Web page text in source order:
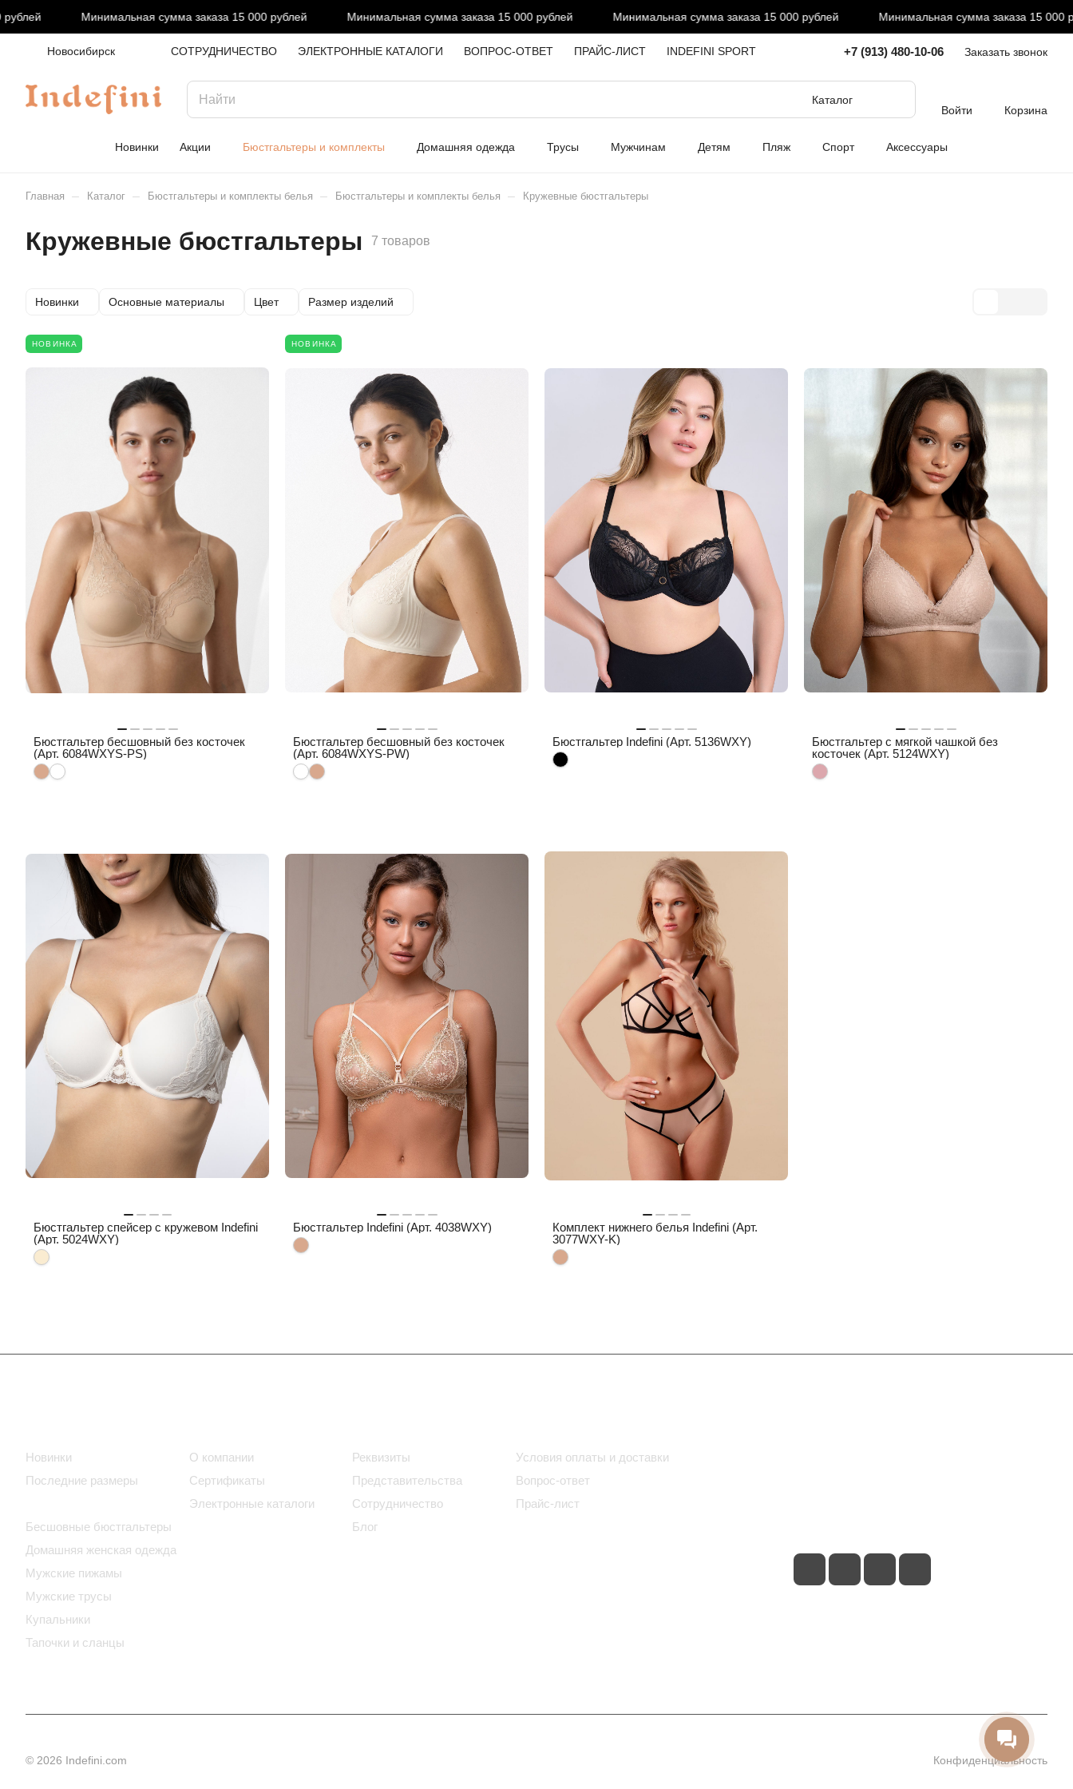
Минимальная сумма заказа 15 000 рублей Минимальная сумма заказа 15 000 рублей Минимальная сумма заказа 15 000 рублей Минимальная сумма заказа 15 000
Новосибирск СОТРУДНИЧЕСТВО ЭЛЕКТРОННЫЕ КАТАЛОГИ ВОПРОС-ОТВЕТ ПРАЙС-ЛИСТ INDEFINI SPORT +7 (913) 480-10-06 Заказать звонок
Каталог
Войти
Корзина
Новинки Акции Бюстгальтеры и комплекты Домашняя одежда Трусы Мужчинам Детям Пляж Спорт Аксессуары
Главная – Каталог – Бюстгальтеры и комплекты белья – Бюстгальтеры и комплекты белья – Кружевные бюстгальтеры
Кружевные бюстгальтеры 7 товаров
Новинки Основные материалы Цвет Размер изделий
НОВИНКА
Бюстгальтер бесшовный без косточек
(Арт. 6084WXYS-PS)
НОВИНКА
Бюстгальтер бесшовный без косточек
(Арт. 6084WXYS-PW)
Бюстгальтер Indefini (Арт. 5136WXY)
Бюстгальтер с мягкой чашкой без
косточек (Арт. 5124WXY)
Бюстгальтер спейсер с кружевом Indefini
(Арт. 5024WXY)
Бюстгальтер Indefini (Арт. 4038WXY)
Комплект нижнего белья Indefini (Арт.
3077WXY-K)
Новинки
Последние размеры
Бесшовные бюстгальтеры
Домашняя женская одежда
Мужские пижамы
Мужские трусы
Купальники
Тапочки и сланцы
О компании
Сертификаты
Электронные каталоги
Реквизиты
Представительства
Сотрудничество
Блог
Условия оплаты и доставки
Вопрос-ответ
Прайс-лист
© 2026 Indefini.com Конфиденциальность